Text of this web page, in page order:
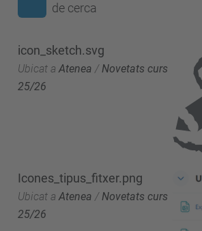
de cerca
icon_sketch.svg
Ubicat a Atenea / Novetats curs
25/26
Icones_tipus_fitxer.png
Ubicat a Atenea / Novetats curs
25/26